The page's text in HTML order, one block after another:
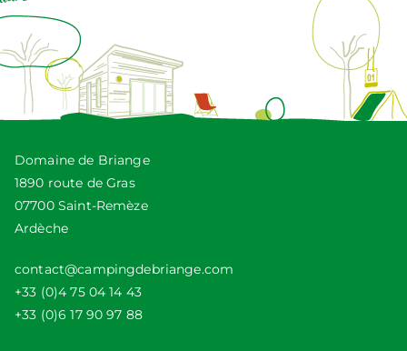
Domaine de Briange
1890 route de Gras
07700 Saint-Remèze
Ardèche
contact@campingdebriange.com
+33 (0)4 75 04 14 43
+33 (0)6 17 90 97 88